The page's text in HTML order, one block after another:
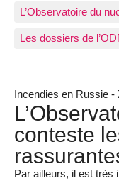
L’Observatoire du
Les dossiers de
Incendies en Russie -
conteste
Par ailleurs, il est très